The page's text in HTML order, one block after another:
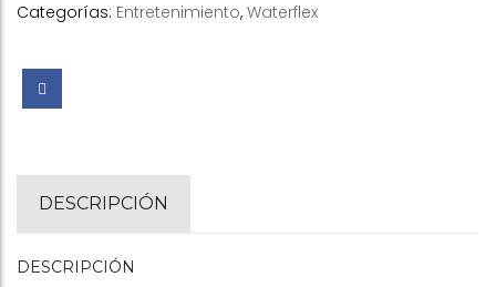
Categorías: Entretenimiento, Waterflex
DESCRIPCIÓN
DESCRIPCIÓN